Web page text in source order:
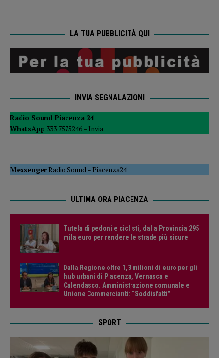
LA TUA PUBBLICITÀ QUI
INVIA SEGNALAZIONI
Radio Sound Piacenza 24
WhatsApp 333 7575246 – Invia
MessengerRadio Sound–Piacenza24
ULTIMA ORA PIACENZA
Tutela di pedoni e ciclisti, dalla Provincia 295
mila euro per rendere le strade più sicure
Dalla Regione oltre 1,3 milioni di euro per gli
hub urbani di Piacenza, Vernasca e
Calendasco. Amministrazione comunale e
Unione Commercianti: “Soddisfatti”
SPORT